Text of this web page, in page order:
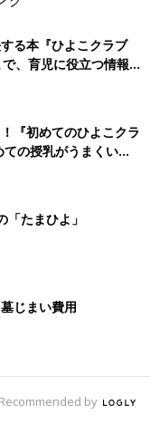
る本『ひよこクラブ
、育児に役立つ情報が
『初めてのひよこクラ
の授乳がうまくい
夏のトラブル 解決テ
たまひよ」
じまい費用
Recommended by